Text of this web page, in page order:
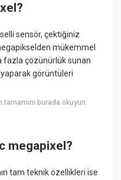
sensör, çektiğiniz
mükemmel
fazla çözünürlük sunan
görüntüleri
tamamını burada okuyun:
megapixel?
tam teknik özellikleri ise